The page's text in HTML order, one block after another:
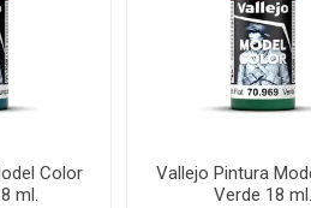
Color
ml.
Vallejo Pintura
Verde 18 ml.